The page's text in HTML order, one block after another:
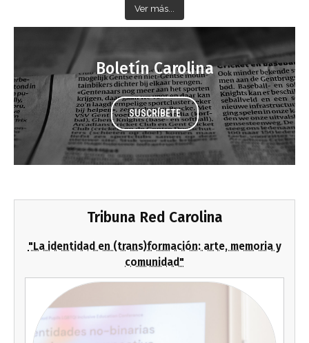
Ver más...
Boletín Carolina
SUSCRÍBETE
Tribuna Red Carolina
"La identidad en (trans)formación: arte, memoria y
comunidad"